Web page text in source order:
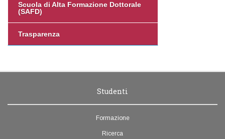
Scuola di Alta Formazione Dottorale
(SAFD)
Trasparenza
Studenti
Formazione
Ricerca